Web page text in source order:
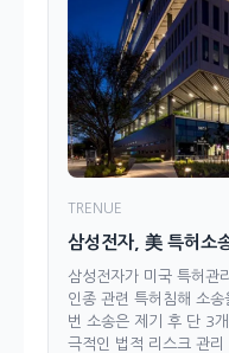
TRENUE
삼성전자, 美 특허소
삼성전자가 미국 특허관
인종 관련 특허침해 소송
번 소송은 제기 후 단 3
극적인 법적 리스크 관